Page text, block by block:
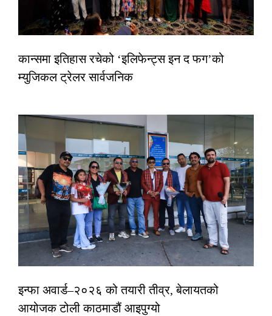
कान्समा इतिहास रचेको ‘इलिफेन्ट्स इन द फग’को
म्युजिकल ट्रेलर सार्वजनिक
इन्फा अवार्ड–२०२६ को तयारी तीव्र, बेलायतको
आयोजक टोली काठमाडौं आइपुग्यो